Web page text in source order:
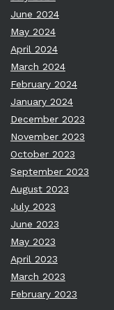
June 2024
May 2024
April 2024
March 2024
February 2024
January 2024
December 2023
November 2023
October 2023
September 2023
August 2023
July 2023
June 2023
May 2023
April 2023
March 2023
February 2023